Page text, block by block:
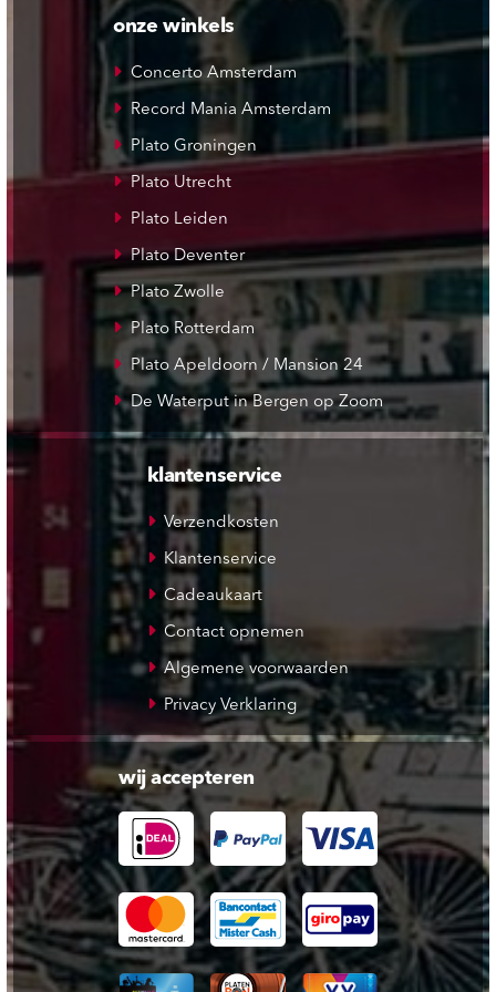
onze winkels
Concerto Amsterdam
Record Mania Amsterdam
Plato Groningen
Plato Utrecht
Plato Leiden
Plato Deventer
Plato Zwolle
Plato Rotterdam
Plato Apeldoorn / Mansion 24
De Waterput in Bergen op Zoom
klantenservice
Verzendkosten
Klantenservice
Cadeaukaart
Contact opnemen
Algemene voorwaarden
Privacy Verklaring
wij accepteren